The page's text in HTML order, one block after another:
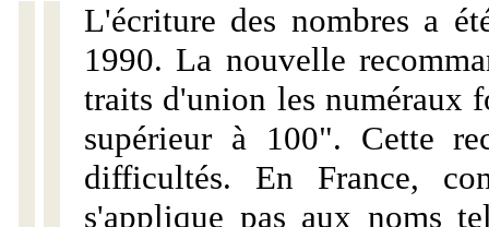
L'écriture des nombres a
1990. La nouvelle
traits d'union les numéraux
supérieur à 100". Cette
difficultés. En France,
s'applique pas aux noms